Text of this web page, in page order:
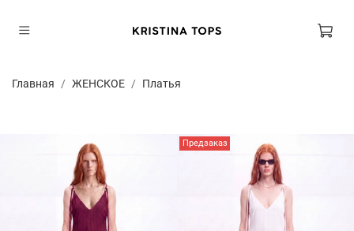
Главная ЖЕНСКОЕ Платья
Предзаказ